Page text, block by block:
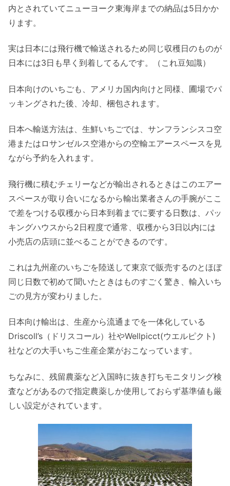
内とされていてニューヨーク東海岸までの納品は5日かか
ります。
実は日本には飛行機で輸送されるため同じ収穫日のものが
日本には3日も早く到着してるんです。（これ豆知識）
日本向けのいちごも、アメリカ国内向けと同様、圃場でパ
ッキングされた後、冷却、梱包されます。
日本へ輸送方法は、生鮮いちごでは、サンフランシスコ空
港またはロサンゼルス空港からの空輸エアースペースを見
ながら予約を入れます。
飛行機に積むチェリーなどが輸出されるときはこのエアー
スペースが取り合いになるから輸出業者さんの手腕がここ
で差をつける収穫から日本到着までに要する日数は、パッ
キングハウスから2日程度で通常、収穫から3日以内には
小売店の店頭に並べることができるのです。
これは九州産のいちごを陸送して東京で販売するのとほぼ
同じ日数で初めて聞いたときはものすごく驚き、輸入いち
ごの見方が変わりました。
日本向け輸出は、生産から流通までを一体化している
Driscoll’s（ドリスコール）社やWellpicct(ウエルピクト)
社などの大手いちご生産企業がおこなっています。
ちなみに、残留農薬など入国時に抜き打ちモニタリング検
査などがあるので指定農薬しか使用しておらず基準値も厳
しい設定がされています。